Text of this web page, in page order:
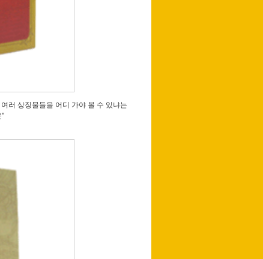
러 상징물들을 어디 가야 볼 수 있냐는
"